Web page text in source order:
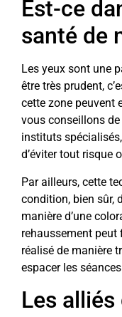
Est-ce
santé de
Les yeux sont une
être très prudent,
cette zone peuvent
vous conseillons
instituts
d’éviter tout risque
Par ailleurs, cette
condition, bien sûr,
manière d’une
rehaussement peut
réalisé de manière
espacer les
Les